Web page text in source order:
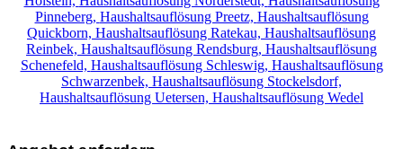
Pinneberg, Haushaltsauflösung Preetz, Haushaltsauflösung
Quickborn, Haushaltsauflösung Ratekau, Haushaltsauflösung
Reinbek, Haushaltsauflösung Rendsburg, Haushaltsauflösung
Schenefeld, Haushaltsauflösung Schleswig, Haushaltsauflösung
Schwarzenbek, Haushaltsauflösung Stockelsdorf,
Haushaltsauflösung Uetersen, Haushaltsauflösung Wedel